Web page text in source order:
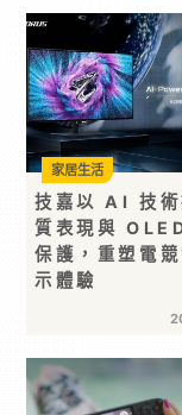
技嘉以 AI 技術
質表現與
保護，重塑電
示體驗
家居生活